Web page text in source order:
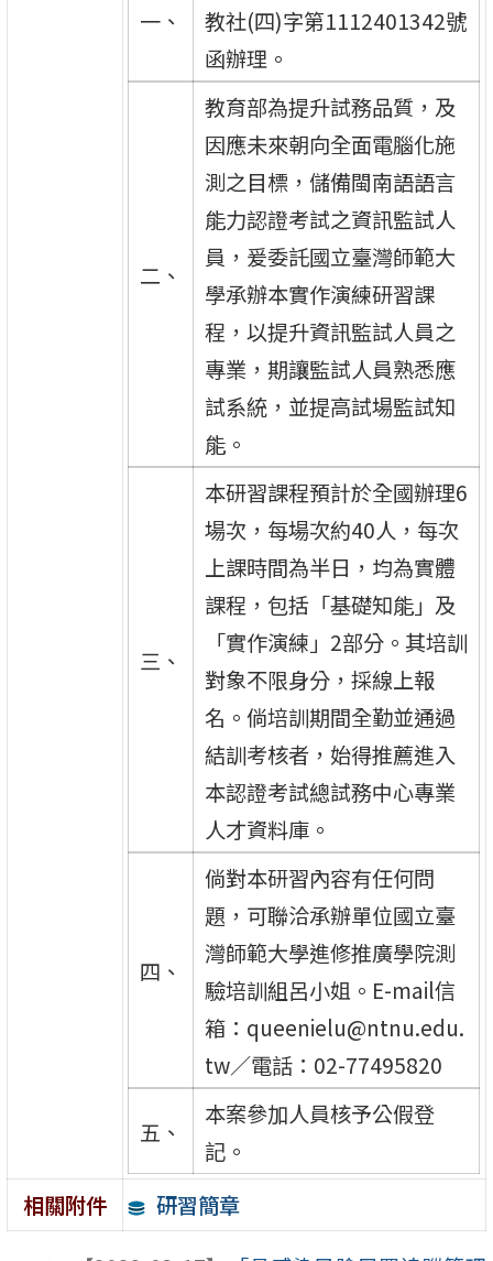
一、
教社(四)字第1112401342號
函辦理。
二、
教育部為提升試務品質，及
因應未來朝向全面電腦化施
測之目標，儲備閩南語語言
能力認證考試之資訊監試人
員，爰委託國立臺灣師範大
學承辦本實作演練研習課
程，以提升資訊監試人員之
專業，期讓監試人員熟悉應
試系統，並提高試場監試知
能。
三、
本研習課程預計於全國辦理6
場次，每場次約40人，每次
上課時間為半日，均為實體
課程，包括「基礎知能」及
「實作演練」2部分。其培訓
對象不限身分，採線上報
名。倘培訓期間全勤並通過
結訓考核者，始得推薦進入
本認證考試總試務中心專業
人才資料庫。
四、
倘對本研習內容有任何問
題，可聯洽承辦單位國立臺
灣師範大學進修推廣學院測
驗培訓組呂小姐。E-mail信
箱：queenielu@ntnu.edu.
tw／電話：02-77495820
五、
本案參加人員核予公假登
記。
相關附件
研習簡章